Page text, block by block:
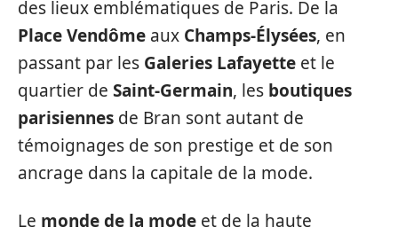
des lieux emblématiques de Paris. De la
Place Vendôme aux Champs-Élysées, en
passant par les Galeries Lafayette et le
quartier de Saint-Germain, les boutiques
parisiennes de Bran sont autant de
témoignages de son prestige et de son
ancrage dans la capitale de la mode.
Le monde de la mode et de la haute